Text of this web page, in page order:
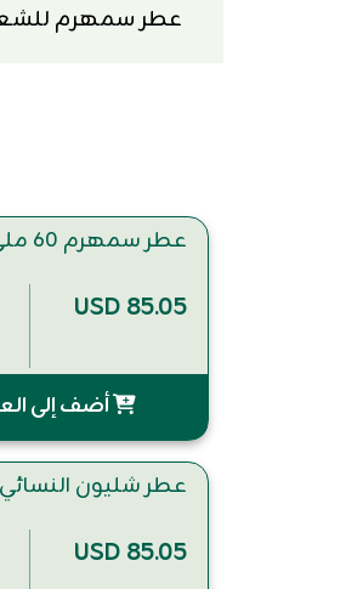
عطر سمهرم
عطر سمهرم 60 ملي
USD 85.05
أضف إلى
عطر شليون النسائي 60 ملي
USD 85.05